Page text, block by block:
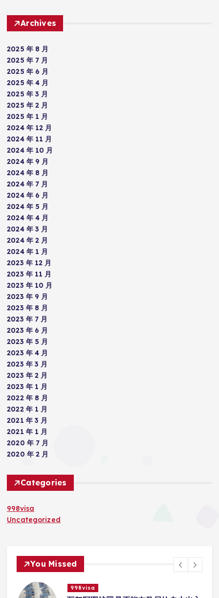
Archives
2025 年 8 月
2025 年 7 月
2025 年 6 月
2025 年 4 月
2025 年 3 月
2025 年 2 月
2025 年 1 月
2024 年 12 月
2024 年 11 月
2024 年 10 月
2024 年 9 月
2024 年 8 月
2024 年 7 月
2024 年 6 月
2024 年 5 月
2024 年 4 月
2024 年 3 月
2024 年 2 月
2024 年 1 月
2023 年 12 月
2023 年 11 月
2023 年 10 月
2023 年 9 月
2023 年 8 月
2023 年 7 月
2023 年 6 月
2023 年 5 月
2023 年 4 月
2023 年 3 月
2023 年 2 月
2023 年 1 月
2022 年 8 月
2022 年 1 月
2021 年 3 月
2021 年 1 月
2020 年 7 月
2020 年 2 月
Categories
998visa
Uncategorized
You Missed
998visa